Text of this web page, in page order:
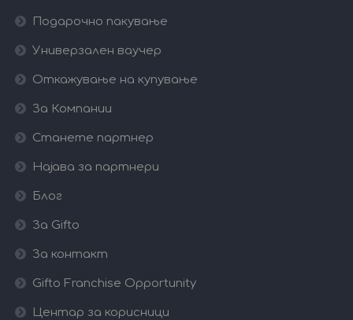
Подарочно пакување
Универзален ваучер
Откажување на купување
За Компании
Станете партнер
Најава за партнери
Блог
За Gifto
За контакт
Gifto Franchise Opportunity
Центар за корисници